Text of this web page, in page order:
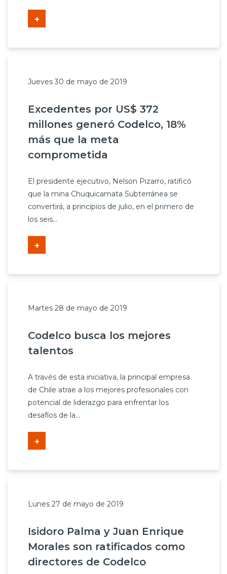
+
Jueves 30 de mayo de 2019
Excedentes por US$ 372
millones generó Codelco, 18%
más que la meta
comprometida
El presidente ejecutivo, Nelson Pizarro, ratificó
que la mina Chuquicamata Subterránea se
convertirá, a principios de julio, en el primero de
los seis...
+
Martes 28 de mayo de 2019
Codelco busca los mejores
talentos
A través de esta iniciativa, la principal empresa
de Chile atrae a los mejores profesionales con
potencial de liderazgo para enfrentar los
desafíos de la...
+
Lunes 27 de mayo de 2019
Isidoro Palma y Juan Enrique
Morales son ratificados como
directores de Codelco